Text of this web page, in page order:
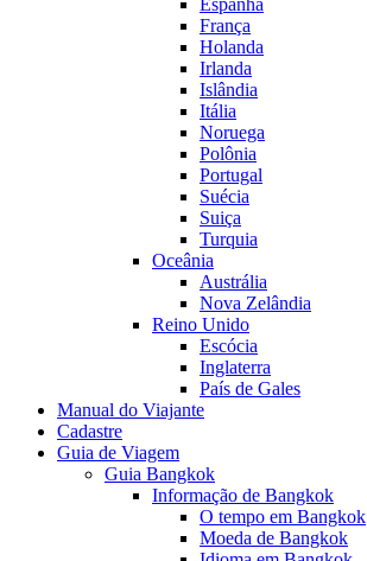
Espanha
França
Holanda
Irlanda
Islândia
Itália
Noruega
Polônia
Portugal
Suécia
Suiça
Turquia
Oceânia
Austrália
Nova Zelândia
Reino Unido
Escócia
Inglaterra
País de Gales
Manual do Viajante
Cadastre
Guia de Viagem
Guia Bangkok
Informação de Bangkok
O tempo em Bangkok
Moeda de Bangkok